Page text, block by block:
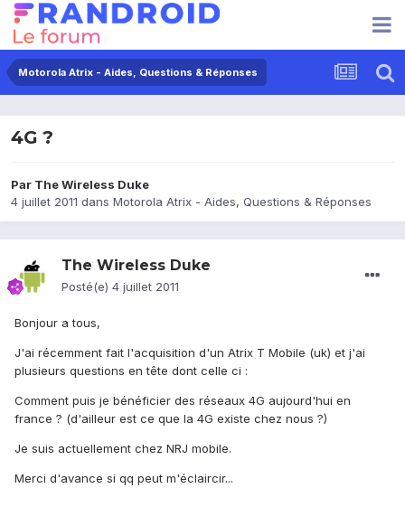
Motorola Atrix - Aides, Questions & Réponses
4G ?
Par The Wireless Duke
4 juillet 2011 dans Motorola Atrix - Aides, Questions & Réponses
The Wireless Duke
Posté(e) 4 juillet 2011
Bonjour a tous,
J'ai récemment fait l'acquisition d'un Atrix T Mobile (uk) et j'ai
plusieurs questions en tête dont celle ci :
Comment puis je bénéficier des réseaux 4G aujourd'hui en
france ? (d'ailleur est ce que la 4G existe chez nous ?)
Je suis actuellement chez NRJ mobile.
Merci d'avance si qq peut m'éclaircir...